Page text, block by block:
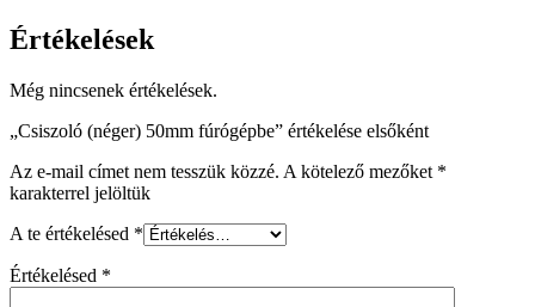
Értékelések
Még nincsenek értékelések.
„Csiszoló (néger) 50mm fúrógépbe” értékelése elsőként
Az e-mail címet nem tesszük közzé. A kötelező mezőket *
karakterrel jelöltük
A te értékelésed *
Értékelésed *